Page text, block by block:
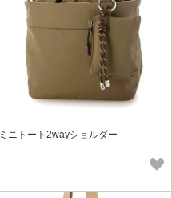
ミニトート2wayショルダー